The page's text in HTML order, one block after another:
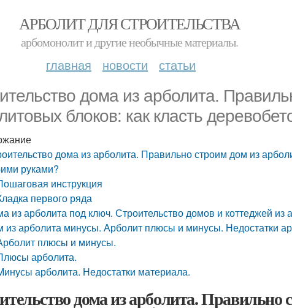
АРБОЛИТ ДЛЯ СТРОИТЕЛЬСТВА
арбомонолит и другие необычные материалы.
главная новости статьи
дома из арболита.
блоков: как класть
дома из арболита. Правильно строим дом из
руками?
инструкция
первого ряда
из арболита под ключ. Строительство домов и коттеджей из
из арболита минусы. Арболит плюсы и минусы. Недостатки
плюсы и минусы.
арболита.
арболита. Недостатки материала.
дома из арболита. Правильно